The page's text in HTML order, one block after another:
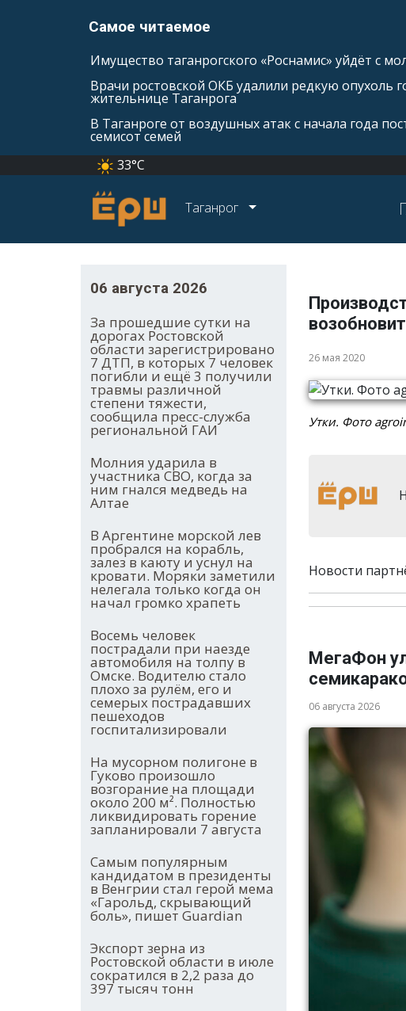
Самое читаемое
Имущество таганрогского «Роснамис» уйдёт с
Врачи ростовской ОКБ удалили редкую опухоль
жительнице Таганрога
В Таганроге от воздушных атак с начала года
семисот семей
33°C
Таганрог
06 августа 2026
За прошедшие сутки на
дорогах Ростовской
области зарегистрировано
7 ДТП, в которых 7 человек
погибли и ещё 3 получили
травмы различной
степени тяжести,
сообщила пресс-служба
региональной ГАИ
Молния ударила в
участника СВО, когда за
ним гнался медведь на
Алтае
В Аргентине морской лев
пробрался на корабль,
залез в каюту и уснул на
кровати. Моряки заметили
нелегала только когда он
начал громко храпеть
Восемь человек
пострадали при наезде
автомобиля на толпу в
Омске. Водителю стало
плохо за рулём, его и
семерых пострадавших
пешеходов
госпитализировали
На мусорном полигоне в
Гуково произошло
возгорание на площади
около 200 м². Полностью
ликвидировать горение
запланировали 7 августа
Самым популярным
кандидатом в президенты
в Венгрии стал герой мема
«Гарольд, скрывающий
боль», пишет Guardian
Экспорт зерна из
Ростовской области в июле
сократился в 2,2 раза до
397 тысяч тонн
26 мая 2020
Утки. Фото
Новости
МегаФон
06 августа 2026